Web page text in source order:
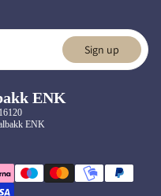
Sign up
ENK
ENK